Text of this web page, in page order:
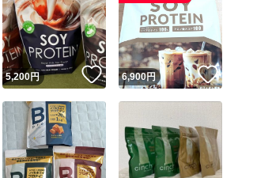
ね！
5,200円 いいね！
6,900円 いいね！